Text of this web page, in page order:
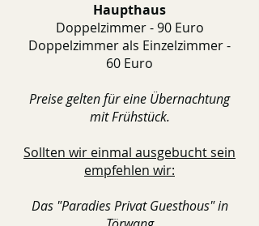
Haupthaus
Doppelzimmer - 90 Euro
Doppelzimmer als Einzelzimmer -
60 Euro
Preise gelten für eine Übernachtung
mit Frühstück.
Sollten wir einmal ausgebucht sein
empfehlen wir:
Das "Paradies Privat Guesthous" in